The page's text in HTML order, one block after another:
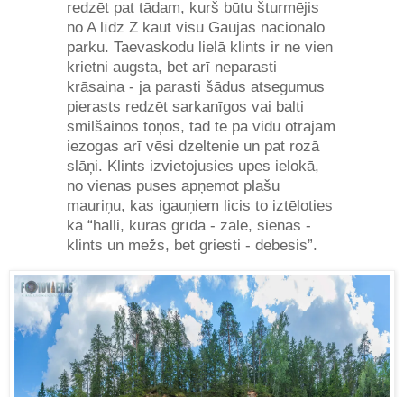
redzēt pat tādam, kurš būtu šturmējis
no A līdz Z kaut visu Gaujas nacionālo
parku. Taevaskodu lielā klints ir ne vien
krietni augsta, bet arī neparasti
krāsaina - ja parasti šādus atsegumus
pierasts redzēt sarkanīgos vai balti
smilšainos toņos, tad te pa vidu otrajam
iezogas arī vēsi dzeltenie un pat rozā
slāņi. Klints izvietojusies upes ielokā,
no vienas puses apņemot plašu
mauriņu, kas igauņiem licis to iztēloties
kā “halli, kuras grīda - zāle, sienas -
klints un mežs, bet griesti - debesis”.